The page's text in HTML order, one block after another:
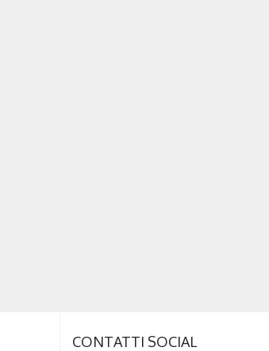
CONTATTI SOCIAL